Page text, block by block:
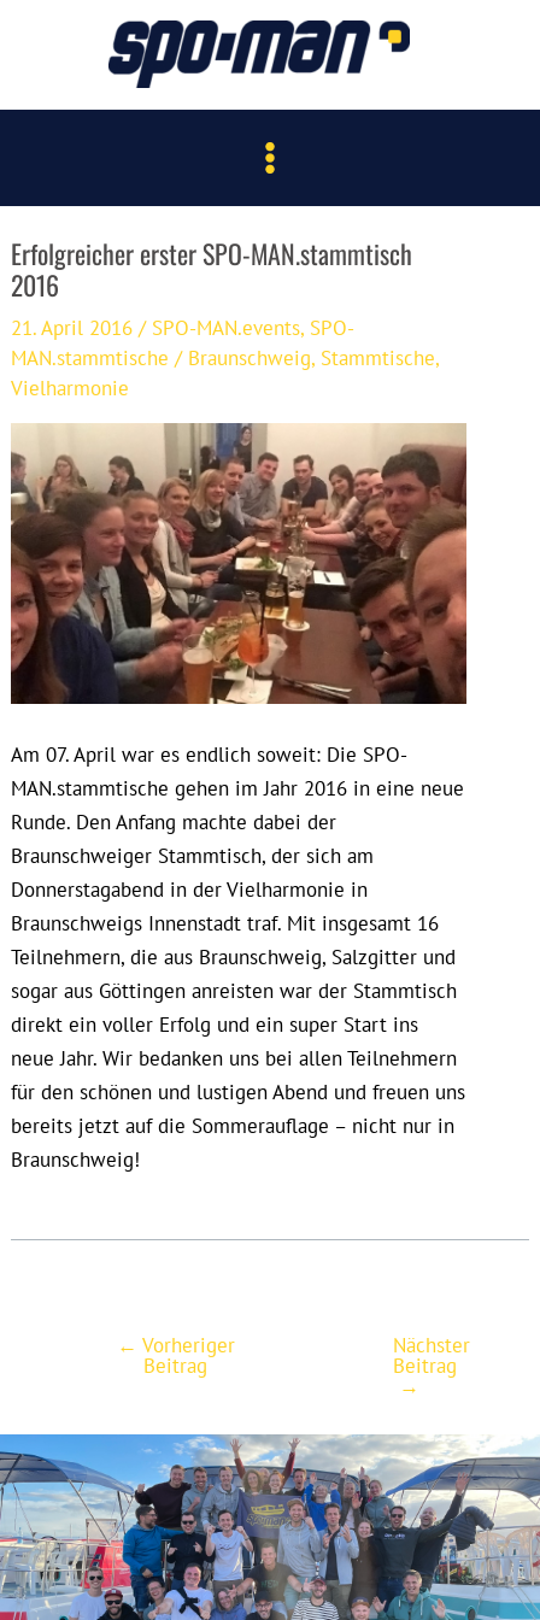
Main
Menu
Erfolgreicher erster SPO-MAN.stammtisch
2016
21. April 2016/ SPO-MAN.events, SPO-
MAN.stammtische / Braunschweig, Stammtische,
Vielharmonie
Am 07. April war es endlich soweit: Die SPO-
MAN.stammtische gehen im Jahr 2016 in eine neue
Runde. Den Anfang machte dabei der
Braunschweiger Stammtisch, der sich am
Donnerstagabend in der Vielharmonie in
Braunschweigs Innenstadt traf. Mit insgesamt 16
Teilnehmern, die aus Braunschweig, Salzgitter und
sogar aus Göttingen anreisten war der Stammtisch
direkt ein voller Erfolg und ein super Start ins
neue Jahr. Wir bedanken uns bei allen Teilnehmern
für den schönen und lustigen Abend und freuen uns
bereits jetzt auf die Sommerauflage – nicht nur in
Braunschweig!
navigation
← Vorheriger
Beitrag
Nächster
Beitrag
→